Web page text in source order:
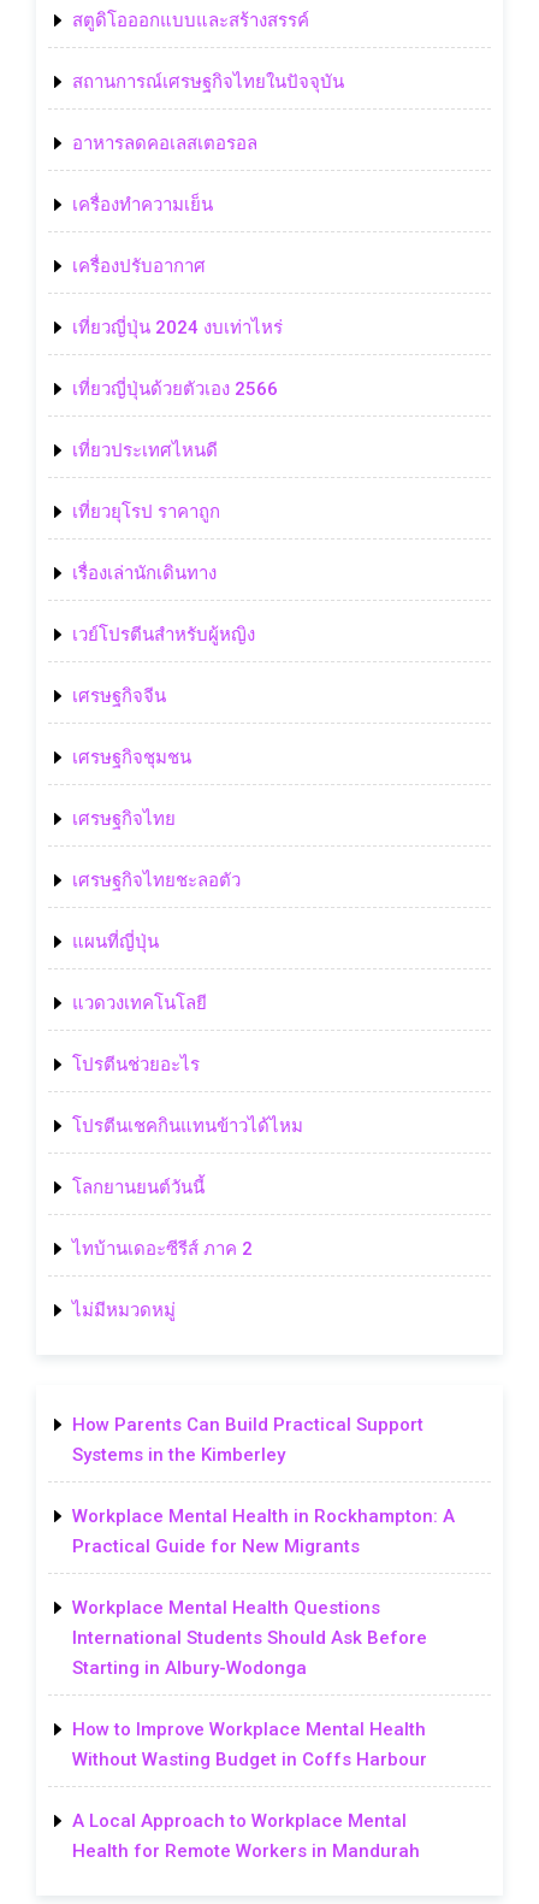
สตูดิโอออกแบบและสร้างสรรค์
สถานการณ์เศรษฐกิจไทยในปัจจุบัน
อาหารลดคอเลสเตอรอล
เครื่องทำความเย็น
เครื่องปรับอากาศ
เที่ยวญี่ปุ่น 2024 งบเท่าไหร่
เที่ยวญี่ปุ่นด้วยตัวเอง 2566
เที่ยวประเทศไหนดี
เที่ยวยุโรป ราคาถูก
เรื่องเล่านักเดินทาง
เวย์โปรตีนสำหรับผู้หญิง
เศรษฐกิจจีน
เศรษฐกิจชุมชน
เศรษฐกิจไทย
เศรษฐกิจไทยชะลอตัว
แผนที่ญี่ปุ่น
แวดวงเทคโนโลยี
โปรตีนช่วยอะไร
โปรตีนเชคกินแทนข้าวได้ไหม
โลกยานยนต์วันนี้
ไทบ้านเดอะซีรีส์ ภาค 2
ไม่มีหมวดหมู่
How Parents Can Build Practical Support
Systems in the Kimberley
Workplace Mental Health in Rockhampton: A
Practical Guide for New Migrants
Workplace Mental Health Questions
International Students Should Ask Before
Starting in Albury-Wodonga
How to Improve Workplace Mental Health
Without Wasting Budget in Coffs Harbour
A Local Approach to Workplace Mental
Health for Remote Workers in Mandurah